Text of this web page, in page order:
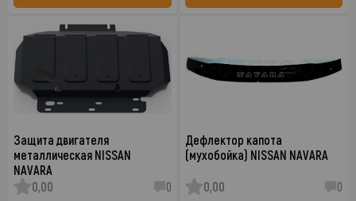
Защита двигателя
металлическая NISSAN
NAVARA
0,00
0
Дефлектор капота
(мухобойка) NISSAN NAVARA
0,00 0